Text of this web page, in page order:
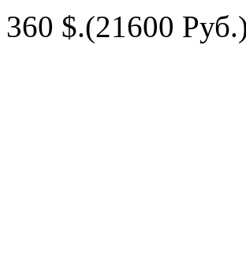
360 $.(21600